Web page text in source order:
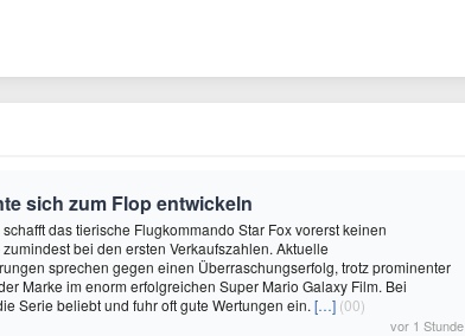
sich zum Flop entwickeln
das tierische Flugkommando Star Fox vorerst keinen
bei den ersten Verkaufszahlen. Aktuelle
sprechen gegen einen Überraschungserfolg, trotz prominenter
Marke im enorm erfolgreichen Super Mario Galaxy Film. Bei
Serie beliebt und fuhr oft gute Wertungen ein. […] (00)
vor 1 Stunde